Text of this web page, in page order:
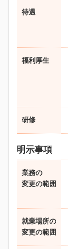
待遇
福利厚生
研修
明示事項
業務の
変更の範囲
就業場所の
変更の範囲